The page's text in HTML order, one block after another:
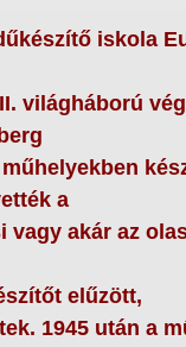
iskola
világháború
a
vagy akár az
elűzött,
1945 után a